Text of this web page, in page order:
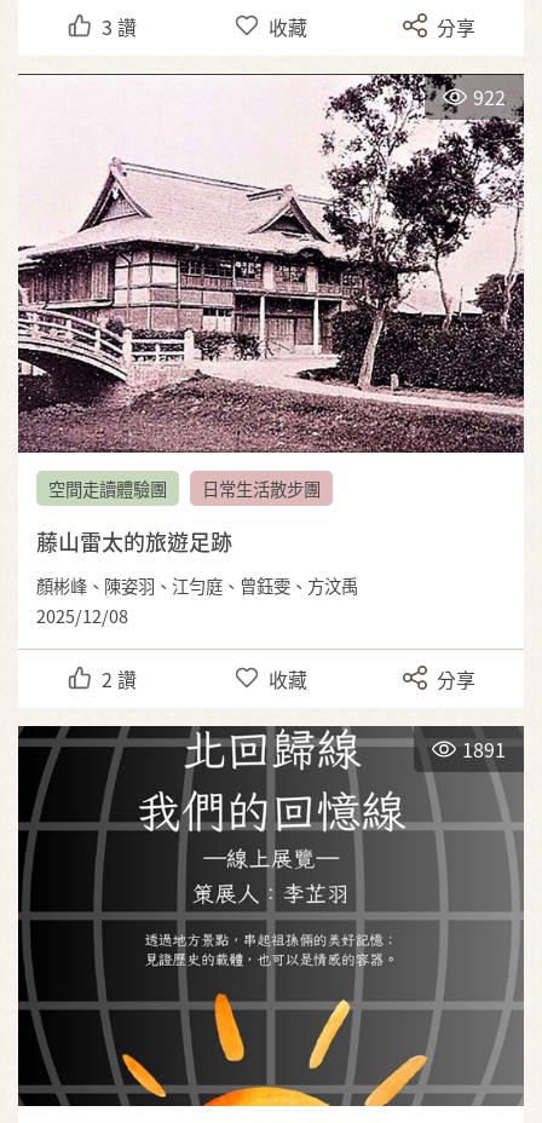
3 讚 收藏 分享
922
空間走讀體驗團 日常生活散步團
藤山雷太的旅遊足跡
顏彬峰、陳姿羽、江勻庭、曾鈺雯、方汶禹
2025/12/08
2 讚 收藏 分享
1891